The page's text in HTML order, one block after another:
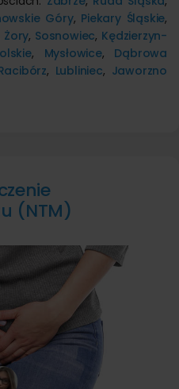
Góry, Piekary Śląskie,
Żory, Sosnowiec, Kędzierzyn-
, Mysłowice, Dąbrowa
, Lubliniec, Jaworzno
(NTM)